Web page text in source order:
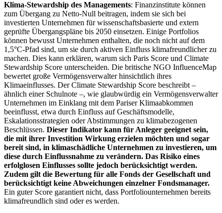
Klima-Stewardship des Managements: Finanzinstitute können
zum Übergang zu Netto-Null beitragen, indem sie sich bei
investierten Unternehmen für wissenschaftsbasierte und extern
geprüfte Übergangspläne bis 2050 einsetzen. Einige Portfolios
können bewusst Unternehmen enthalten, die noch nicht auf dem
1,5°C-Pfad sind, um sie durch aktiven Einfluss klimafreundlicher zu
machen. Dies kann erklären, warum sich Paris Score und Climate
Stewardship Score unterscheiden. Die britische NGO InfluenceMap
bewertet große Vermögensverwalter hinsichtlich ihres
Klimaeinflusses. Der Climate Stewardship Score beschreibt –
ähnlich einer Schulnote –, wie glaubwürdig ein Vermögensverwalter
Unternehmen im Einklang mit dem Pariser Klimaabkommen
beeinflusst, etwa durch Einfluss auf Geschäftsmodelle,
Eskalationsstrategien oder Abstimmungen zu klimabezogenen
Beschlüssen. Dieser Indikator kann für Anleger geeignet sein,
die mit ihrer Investition Wirkung erzielen möchten und sogar
bereit sind, in klimaschädliche Unternehmen zu investieren, um
diese durch Einflussnahme zu verändern. Das Risiko eines
erfolglosen Einflusses sollte jedoch berücksichtigt werden.
Zudem gilt die Bewertung für alle Fonds der Gesellschaft und
berücksichtigt keine Abweichungen einzelner Fondsmanager.
Ein guter Score garantiert nicht, dass Portfoliounternehmen bereits
klimafreundlich sind oder es werden.